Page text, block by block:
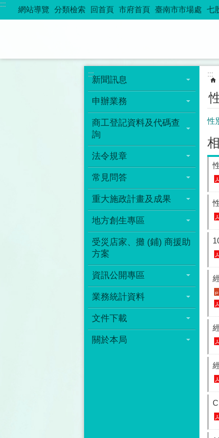
跳到主要內容區塊
:::
網站導覽 分類檢索 回首頁 市府首頁 臺南市市場處 七
:::
新聞訊息
申辦業務
商工登記資料及代碼查
詢
法令規章
常見問答
重大施政計畫及成果
地方創生專區
受災店家、攤 (鋪) 商援助
方案
資訊公開專區
業務統計資料
文件下載
關於本局
:::
性